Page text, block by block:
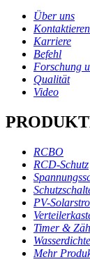
Über uns
Karriere
Befehl
Forschung
Qualität
Video
RCBO
RCD-Schutz
PV-
Timer &
Mehr